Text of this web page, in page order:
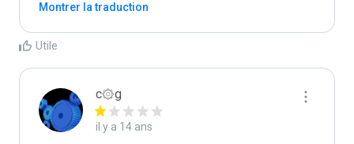
Montrer la traduction
Utile
c۞g
il y a 14 ans